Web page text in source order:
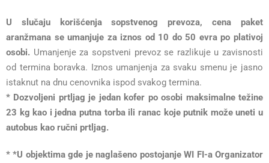
U slučaju korišćenja sopstvenog prevoza, cena paket
aranžmana se umanjuje za iznos od 10 do 50 evra po plativoj
osobi. Umanjenje za sopstveni prevoz se razlikuje u zavisnosti
od termina boravka. Iznos umanjenja za svaku smenu je jasno
istaknut na dnu cenovnika ispod svakog termina.
* Dozvoljeni prtljag je jedan kofer po osobi maksimalne težine
23 kg kao i jedna putna torba ili ranac koje putnik može uneti u
autobus kao ručni prtljag.
* *U objektima gde je naglašeno postojanje WI FI-a Organizator